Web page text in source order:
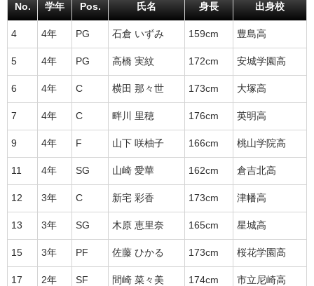
No. 学年 Pos. 氏名 身長 出身校
4 4年 PG 石倉 いずみ 159cm 豊島高
5 4年 PG 高橋 実紋 172cm 安城学園高
6 4年 C 横田 那々世 173cm 大塚高
7 4年 C 畔川 里穂 176cm 英明高
9 4年 F 山下 咲柚子 166cm 桃山学院高
11 4年 SG 山崎 愛華 162cm 倉吉北高
12 3年 C 新宅 彩香 173cm 津幡高
13 3年 SG 木原 恵里奈 165cm 星城高
15 3年 PF 佐藤 ひかる 173cm 桜花学園高
17 2年 SF 間崎 菜々美 174cm 市立尼崎高